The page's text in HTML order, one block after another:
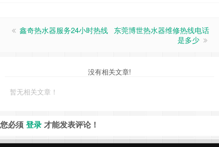
鑫奇热水器服务24小时热线
东莞博世热水器维修热线电话
是多少
没有相关文章!
暂无相关文章！
您必须 登录 才能发表评论！